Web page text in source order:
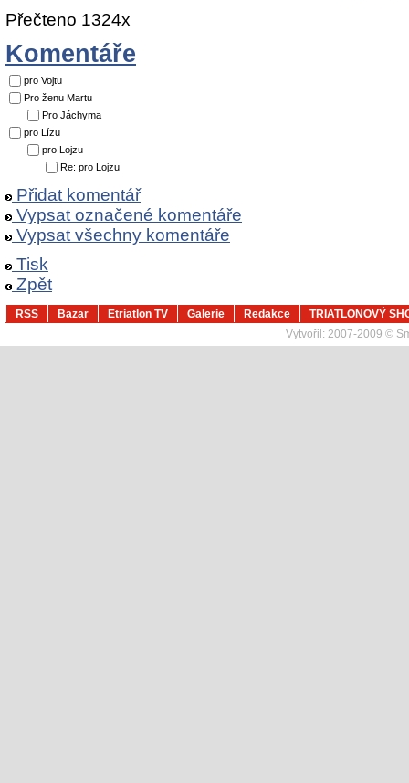
Přečteno 1324x
Komentáře
pro Vojtu
Pro ženu Martu
Pro Jáchyma
pro Lízu
pro Lojzu
Re: pro Lojzu
Přidat komentář
Vypsat označené komentáře
Vypsat všechny komentáře
Tisk
Zpět
RSS Bazar Etriatlon TV Galerie Redakce
TRIATLONOVÝ
Vytvořil: 2007-2009 ©